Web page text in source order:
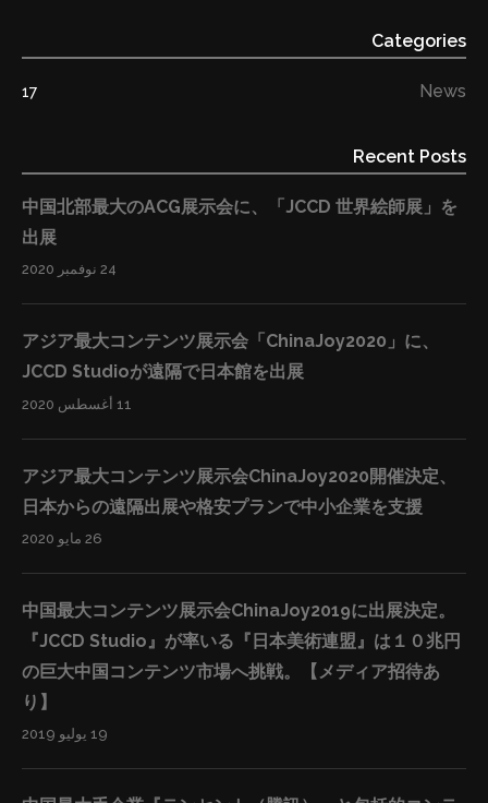
その結果として、エージェントが交渉内容のうち１点で
ろが多く、もしくは契約が締結できても、そのあとの監
エージェントモデルを一新、ライセンス取引の新たなモ
デルを構築 今回の新しいモデルとして、華和結HDは日
本側版権者（例えばキャラクターを扱っている会社や出
センスを転売したり、不適切な場所で利用していないか
等を監視します。また、日本のコンテンツを使用したい
海外の業者の窓口となり、日本のコンテンツ会社の負担
を削減します。そのツールとしては、アリババHDが運営
するAlifishというサービスを利用します。Alifishはアリバ
バエコシステムに入っているビッグデータ（4.34億人の
アクティブユーザーの利用情報）を元に、どのようなキ
分析することでピックアップします。そして、そのライ
センスの使用による商品の売り上げ見立てをモデル化し
たりします。 結果として、IP所有者（版権者）が効率よ
く自らのライセンスを海外に委託することが実現できま
す。顧問である華和結は海外でのコンテンツの悪用リス
Categories
News
17
Recent Posts
中国北部最大のACG展示会に、「JCCD 世界絵師展」を
出展
24 نوفمبر 2020
アジア最大コンテンツ展示会「ChinaJoy2020」に、
JCCD Studioが遠隔で日本館を出展
11 أغسطس 2020
アジア最大コンテンツ展示会ChinaJoy2020開催決定、
日本からの遠隔出展や格安プランで中小企業を支援
26 مايو 2020
中国最大コンテンツ展示会ChinaJoy2019に出展決定。
『JCCD Studio』が率いる『日本美術連盟』は１０兆円
の巨大中国コンテンツ市場へ挑戦。【メディア招待あ
り】
19 يوليو 2019